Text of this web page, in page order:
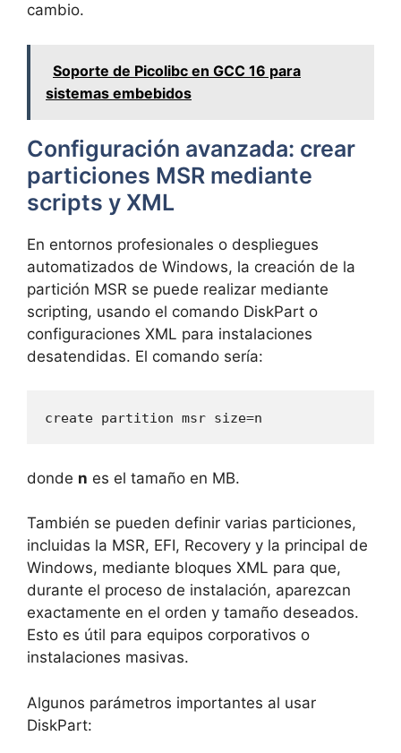
cambio.
Soporte de Picolibc en GCC 16 para
sistemas embebidos
Configuración avanzada: crear
particiones MSR mediante
scripts y XML
En entornos profesionales o despliegues
automatizados de Windows, la creación de la
partición MSR se puede realizar mediante
scripting, usando el comando DiskPart o
configuraciones XML para instalaciones
desatendidas. El comando sería:
create partition msr size=n
donde n es el tamaño en MB.
También se pueden definir varias particiones,
incluidas la MSR, EFI, Recovery y la principal de
Windows, mediante bloques XML para que,
durante el proceso de instalación, aparezcan
exactamente en el orden y tamaño deseados.
Esto es útil para equipos corporativos o
instalaciones masivas.
Algunos parámetros importantes al usar
DiskPart: